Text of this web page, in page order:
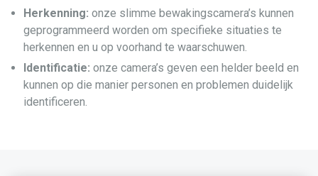
Herkenning: onze slimme bewakingscamera’s kunnen
geprogrammeerd worden om specifieke situaties te
herkennen en u op voorhand te waarschuwen.
Identificatie: onze camera’s geven een helder beeld en
kunnen op die manier personen en problemen duidelijk
identificeren.